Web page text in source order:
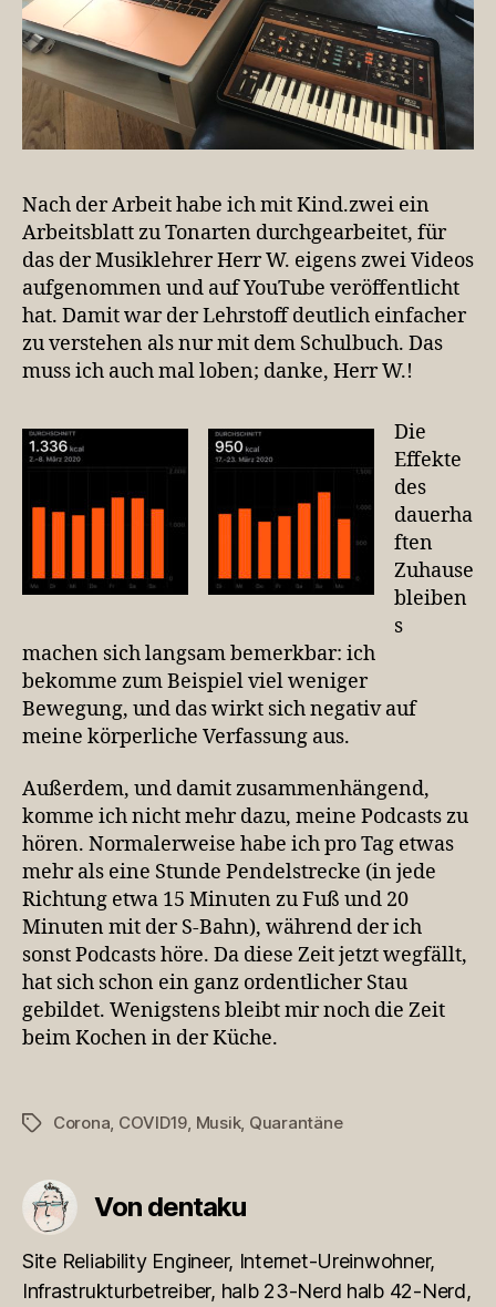
Nach der Arbeit habe ich mit Kind.zwei ein
Arbeitsblatt zu Tonarten durchgearbeitet, für
das der Musiklehrer Herr W. eigens zwei Videos
aufgenommen und auf YouTube veröffentlicht
hat. Damit war der Lehrstoff deutlich einfacher
zu verstehen als nur mit dem Schulbuch. Das
muss ich auch mal loben; danke, Herr W.!
Die
Effekte
des
dauerha
ften
Zuhause
bleiben
s
machen sich langsam bemerkbar: ich
bekomme zum Beispiel viel weniger
Bewegung, und das wirkt sich negativ auf
meine körperliche Verfassung aus.
Außerdem, und damit zusammenhängend,
komme ich nicht mehr dazu, meine Podcasts zu
hören. Normalerweise habe ich pro Tag etwas
mehr als eine Stunde Pendelstrecke (in jede
Richtung etwa 15 Minuten zu Fuß und 20
Minuten mit der S-Bahn), während der ich
sonst Podcasts höre. Da diese Zeit jetzt wegfällt,
hat sich schon ein ganz ordentlicher Stau
gebildet. Wenigstens bleibt mir noch die Zeit
beim Kochen in der Küche.
Schlagwörter
Corona COVID19 Musik, Quarantäne
Von dentaku
Site Reliability Engineer, Internet-Ureinwohner,
Infrastrukturbetreiber, halb 23-Nerd halb 42-Nerd,